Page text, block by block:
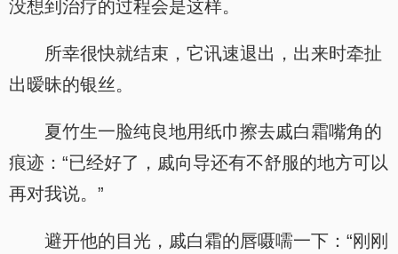
没想到治疗的过程会是这样。
所幸很快就结束，它讯速退出，出来时牵扯
出暧昧的银丝。
夏竹生一脸纯良地用纸巾擦去戚白霜嘴角的
痕迹：“已经好了，戚向导还有不舒服的地方可以
再对我说。”
避开他的目光，戚白霜的唇嗫嚅一下：“刚刚